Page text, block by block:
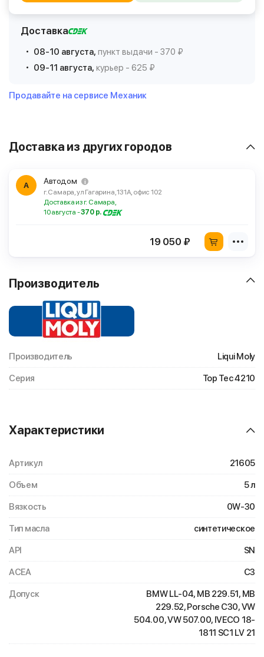
Доставка
08-10 августа, пункт выдачи - 370 ₽
09-11 августа, курьер - 625 ₽
Продавайте на сервисе Механик
Доставка из других городов
А Автодом
г. Самара, ул Гагарина, 131А, офис 102
Доставка из г. Самара,
10 августа -370 р.
19 050 ₽
Производитель
Производитель Liqui Moly
Серия Top Tec 4210
Характеристики
Артикул 21605
Объем 5 л
Вязкость 0W-30
Тип масла синтетическое
API SN
ACEA C3
Допуск
BMW LL-04, MB 229.51, MB
229.52, Porsche C30, VW
504.00, VW 507.00, IVECO 18-
1811 SC1 LV 21